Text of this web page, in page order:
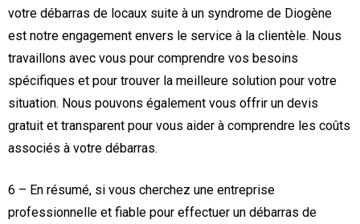
votre débarras de locaux suite à un syndrome de Diogène
est notre engagement envers le service à la clientèle. Nous
travaillons avec vous pour comprendre vos besoins
spécifiques et pour trouver la meilleure solution pour votre
situation. Nous pouvons également vous offrir un devis
gratuit et transparent pour vous aider à comprendre les coûts
associés à votre débarras.
6 – En résumé, si vous cherchez une entreprise
professionnelle et fiable pour effectuer un débarras de